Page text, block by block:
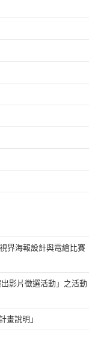
界海報設計與電繪比賽
影片徵選活動」之活動
畫說明」